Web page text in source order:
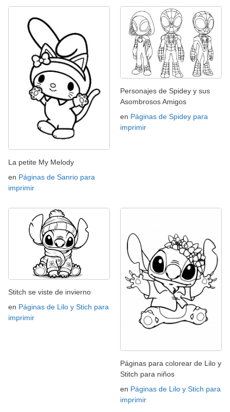
La petite My Melody
en Páginas de Sanrio para
imprimir
Personajes de Spidey y sus
Asombrosos Amigos
en Páginas de Spidey para
imprimir
Stitch se viste de invierno
en Páginas de Lilo y Stich para
imprimir
Páginas para colorear de Lilo y
Stitch para niños
en Páginas de Lilo y Stich para
imprimir